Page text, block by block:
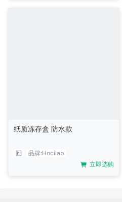
纸质冻存盒 防水款
品牌:Hocilab
立即选购